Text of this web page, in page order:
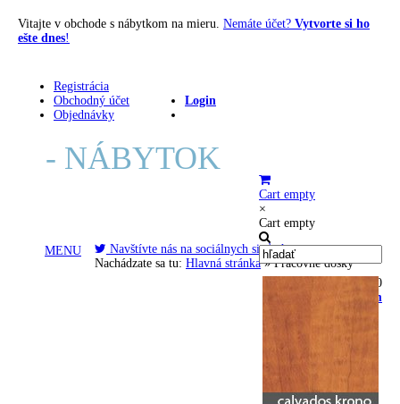
Vitajte v obchode s nábytkom na mieru. Nemáte účet? Vytvorte si ho
ešte dnes!
Registrácia
Obchodný účet
Objednávky
Login
- NÁBYTOK
Cart empty
×
Cart empty
Volajte: 0903 034 790
info@e-nabytok.com
MENU
Navštívte nás na sociálnych sieťach
Nachádzate sa tu: Hlavná stránka»Pracovné dosky